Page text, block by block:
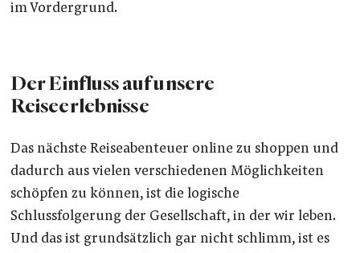
im Vordergrund.
Der Einfluss auf unsere
Reiseerlebnisse
Das nächste Reiseabenteuer online zu shoppen und
dadurch aus vielen verschiedenen Möglichkeiten
schöpfen zu können, ist die logische
Schlussfolgerung der Gesellschaft, in der wir leben.
Und das ist grundsätzlich gar nicht schlimm, ist es